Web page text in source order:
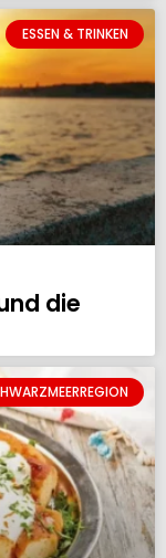
ESSEN & TRINKEN
die